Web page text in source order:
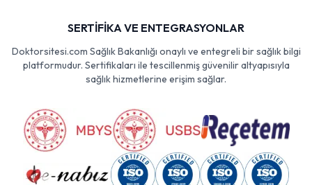
SERTİFİKA VE ENTEGRASYONLAR
Doktorsitesi.com Sağlık Bakanlığı onaylı ve entegreli bir sağlık bilgi
platformudur. Sertifikaları ile tescillenmiş güvenilir altyapısıyla
sağlık hizmetlerine erişim sağlar.